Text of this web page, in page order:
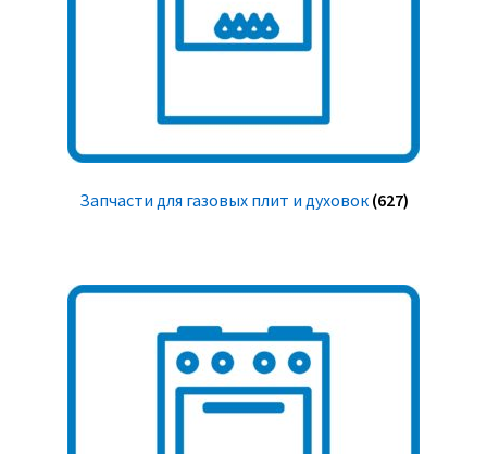
Запчасти для газовых плит и духовок (627)